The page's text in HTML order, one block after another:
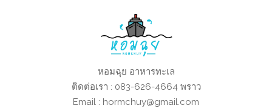
หอมฉุย อาหารทะเล
ติดต่อเรา : 083-626-4664 พราว
Email : hormchuy@gmail.com